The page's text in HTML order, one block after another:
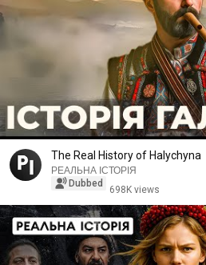
The Real History of Halychyna
РЕАЛЬНА ІСТОРІЯ
Dubbed
698K views